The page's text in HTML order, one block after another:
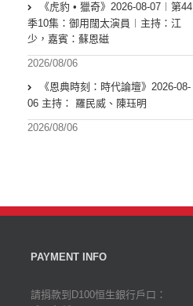
《虎豹 • 獵奇》2026-08-07︱第44
季10集：御用闊太演員︱主持：江
少，嘉賓：蘇恩磁
2026/08/06
《恩典時刻：時代論壇》2026-08-
06 主持： 羅民威、陳珏明
2026/08/06
PAYMENT INFO
請捐款到D100恒生銀行戶口：